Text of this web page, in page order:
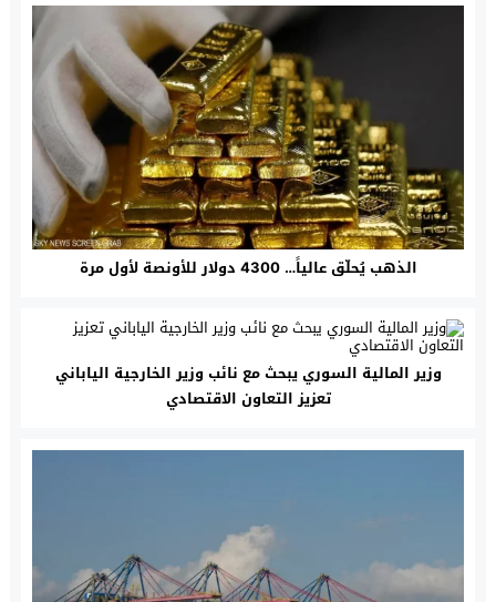
الذهب يُحلّق عالياً… 4300 دولار للأونصة لأول مرة
وزير المالية السوري يبحث مع نائب وزير الخارجية الياباني
تعزيز التعاون الاقتصادي